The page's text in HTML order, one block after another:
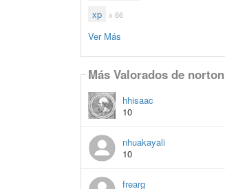
xp x 66
Ver Más
Más Valorados de norton
hhisaac
10
nhuakayali
10
frearg